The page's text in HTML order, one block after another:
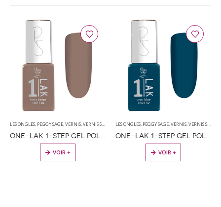
LES ONGLES, PEGGY SAGE,VERNIS,VERNIS SEMI PERMANENT
ONE-LAK 1-STEP GEL POLISH TERRA BEIGE – 5ML
VOIR +
LES ONGLES, PEGGY SAGE,VERNIS,VERNIS SEMI PERMANENT
ONE-LAK 1-STEP GEL POLISH CYAN BLUE – 5ML
VOIR +